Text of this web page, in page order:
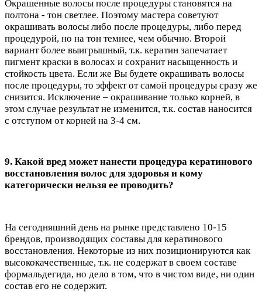
Окрашенные волосы после процедуры становятся на
полтона - тон светлее. Поэтому мастера советуют
окрашивать волосы либо после процедуры, либо перед
процедурой, но на тон темнее, чем обычно. Второй
вариант более выигрышный, т.к. кератин запечатает
пигмент краски в волосах и сохранит насыщенность и
стойкость цвета. Если же Вы будете окрашивать волосы
после процедуры, то эффект от самой процедуры сразу же
снизится. Исключение – окрашивание только корней, в
этом случае результат не изменится, т.к. состав наносится
с отступом от корней на 3-4 см.
9. Какой вред может нанести процедура кератинового
восстановления волос для здоровья и кому
категорически нельзя ее проводить?
На сегодняшний день на рынке представлено 10-15
брендов, производящих составы для кератинового
восстановления. Некоторые из них позиционируются как
высококачественные, т.к. не содержат в своем составе
формальдегида, но дело в том, что в чистом виде, ни один
состав его не содержит.